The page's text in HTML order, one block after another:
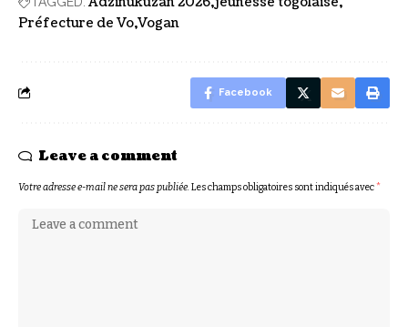
Préfecture de Vo Vogan
Facebook
Leave a comment
Votre adresse e-mail ne sera pas publiée.Les champs obligatoires sont indiqués avec*